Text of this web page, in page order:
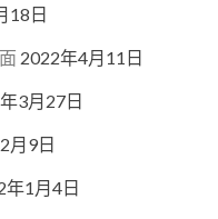
18日
2022年4月11日
3月27日
月9日
年1月4日